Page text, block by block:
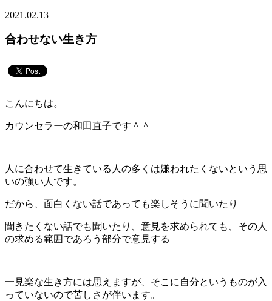
2021.02.13
合わせない生き方
こんにちは。
カウンセラーの和田直子です＾＾
人に合わせて生きている人の多くは嫌われたくないという思
いの強い人です。
だから、面白くない話であっても楽しそうに聞いたり
聞きたくない話でも聞いたり、意見を求められても、その人
の求める範囲であろう部分で意見する
一見楽な生き方には思えますが、そこに自分というものが入
っていないので苦しさが伴います。